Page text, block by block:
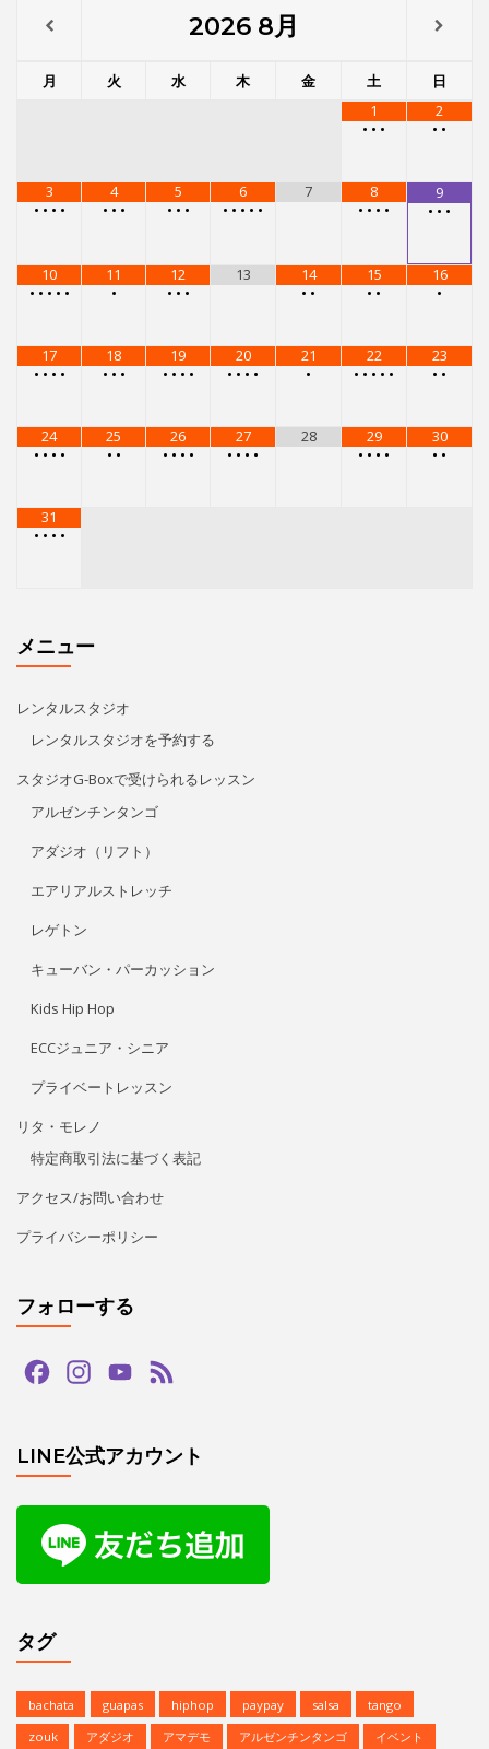
2026 8月
月 火 水 木 金 土
日
1
• • •
2
• •
3
• • • •
4
• • •
5
• • •
6
• • • • •
7
8
• • • •
9
• • •
10
• • • • •
11
•
12
• • •
13
14
• •
15
• •
16
•
17
• • • •
18
• • •
19
• • • •
20
• • • •
21
•
22
• • • • •
23
• •
24
• • • •
25
• •
26
• • • •
27
• • • •
28
29
• • • •
30
• •
31
• • • •
メニュー
レンタルスタジオ
レンタルスタジオを予約する
スタジオG-Boxで受けられるレッスン
アルゼンチンタンゴ
アダジオ（リフト）
エアリアルストレッチ
レゲトン
キューバン・パーカッション
Kids Hip Hop
ECCジュニア・シニア
プライベートレッスン
リタ・モレノ
特定商取引法に基づく表記
アクセス/お問い合わせ
プライバシーポリシー
フォローする
FacebookInstagramYouTube
LINE公式アカウント
タグ
bachata guapas hiphop paypay salsa
tango
zouk
アダジオ アマデモ アルゼンチンタンゴ イベント